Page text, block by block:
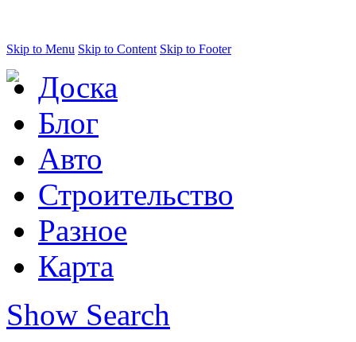
Skip to Menu Skip to Content Skip to Footer
Доска
Блог
Авто
Строительство
Разное
Карта
Show Search